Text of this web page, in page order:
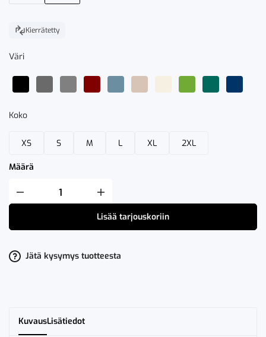
Kierrätetty
Väri
Koko
XS S M L XL 2XL
Määrä
Craft
Community
-
määrä
Lisää tarjouskoriin
Jätä kysymys tuotteesta
KuvausLisätiedot